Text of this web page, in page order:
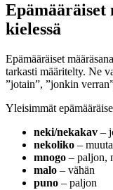
Epämääräiset
kielessä
Epämääräiset
tarkasti määritelty. Ne
”jotain”, ”jonkin
Yleisimmät
neki/nekakav –
nekoliko –
mnogo – paljon,
malo – vähän
puno – paljon